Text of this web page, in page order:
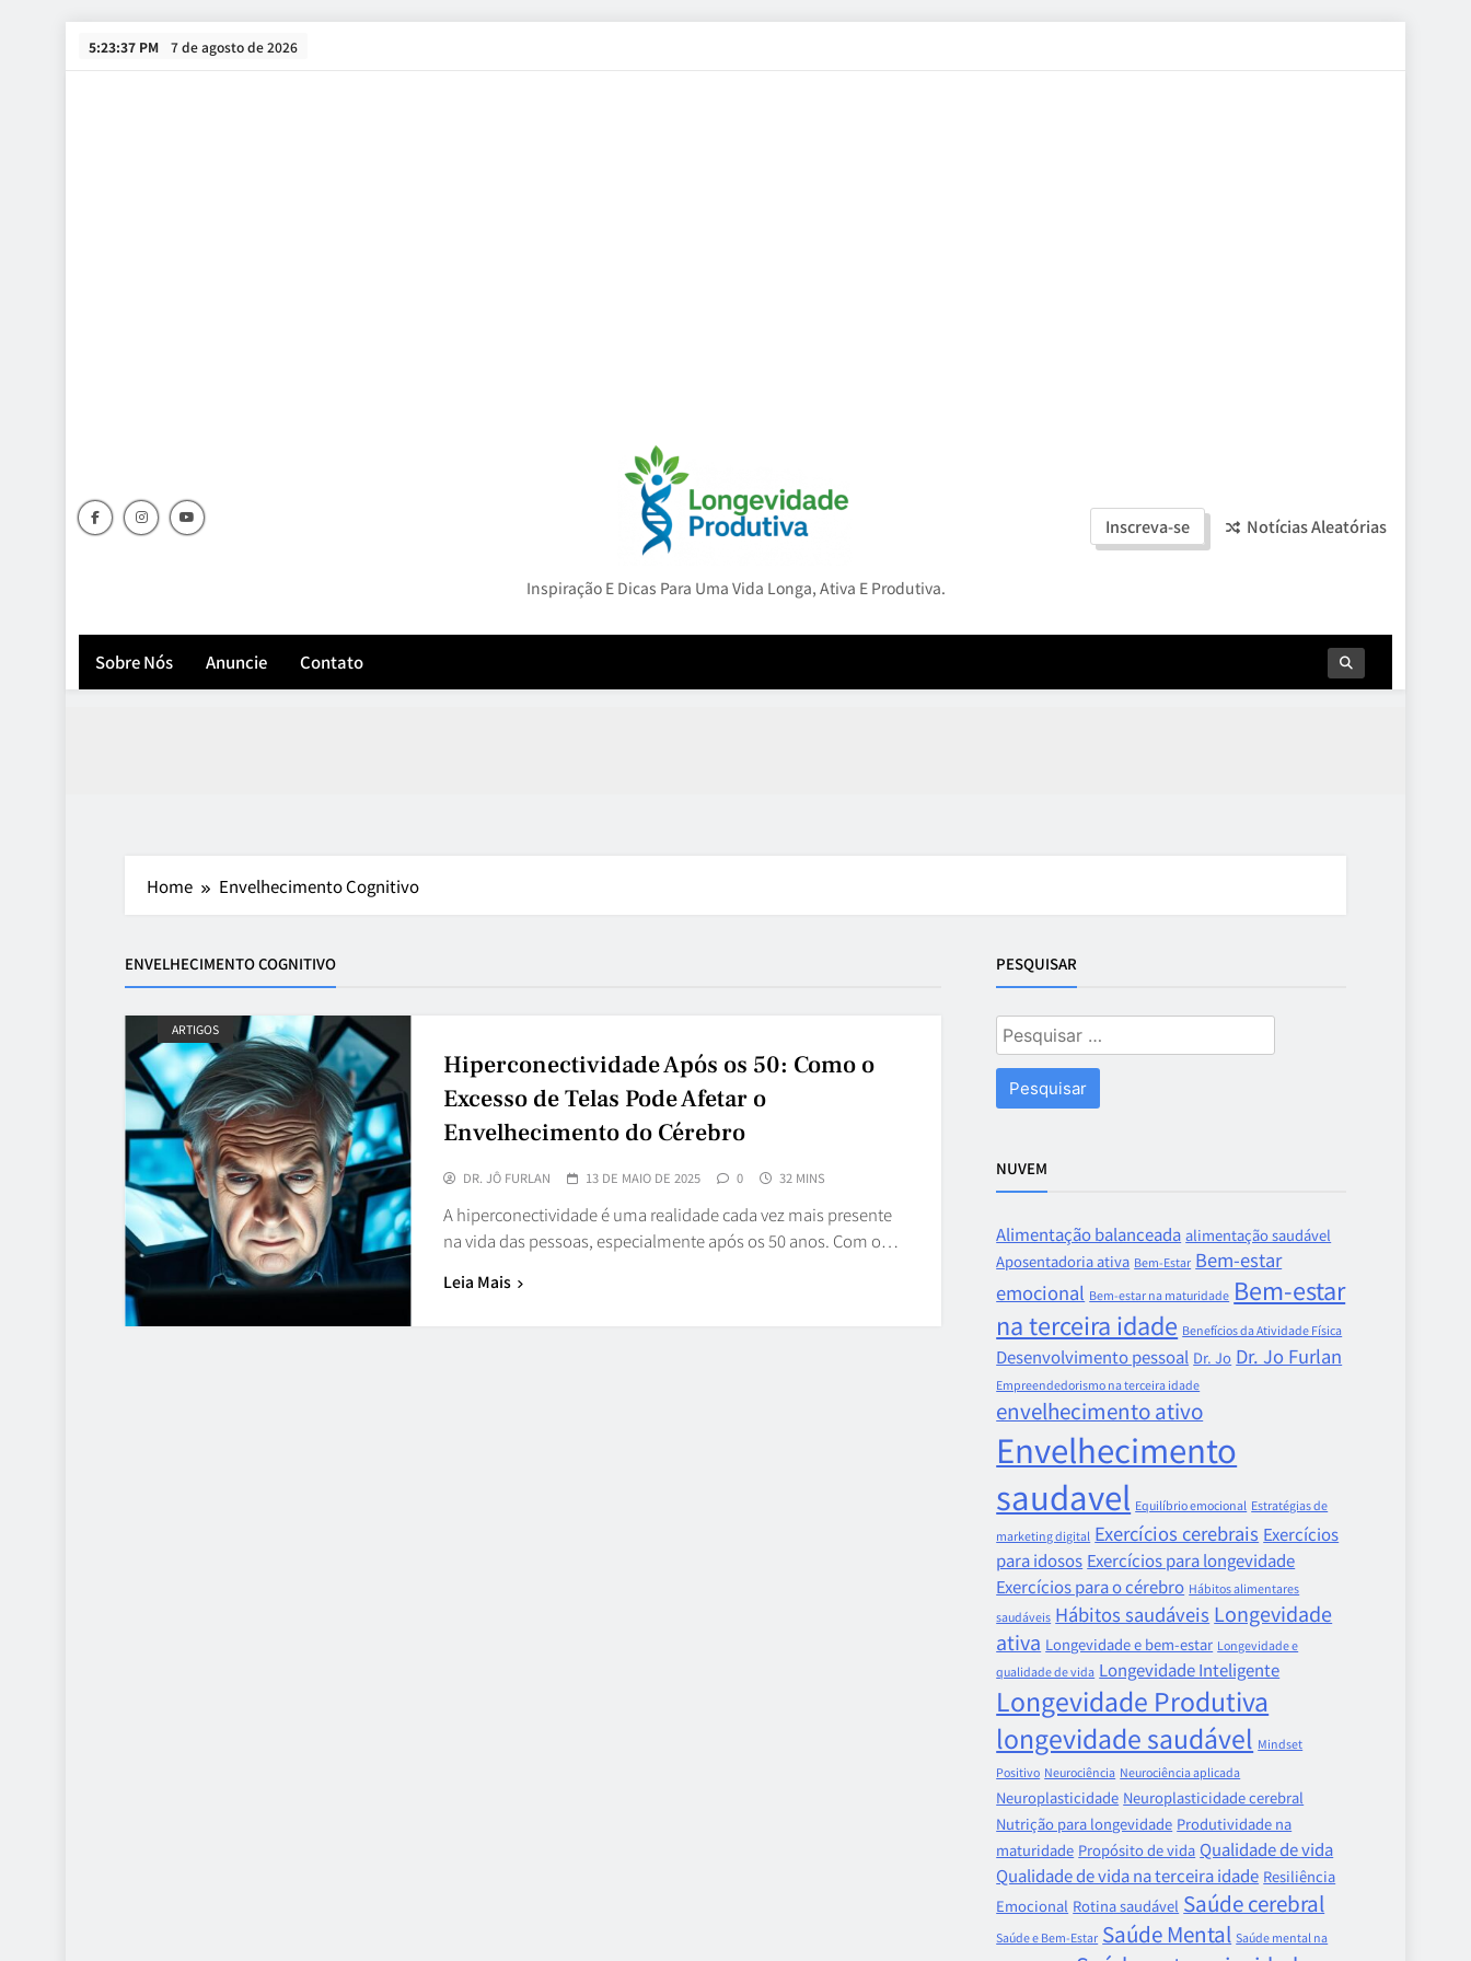
5:23:38 PM 7 de agosto de 2026
Longevidade Produtiva
Inspiração E Dicas Para Uma Vida Longa, Ativa E Produtiva.
Inscreva-se Notícias Aleatórias
Sobre Nós Anuncie Contato
Home Envelhecimento Cognitivo
ENVELHECIMENTO COGNITIVO
ARTIGOS
Hiperconectividade Após os 50: Como o
Excesso de Telas Pode Afetar o
Envelhecimento do Cérebro
DR. JÔ FURLAN 13 DE MAIO DE 2025 0 32 MINS
A hiperconectividade é uma realidade cada vez mais presente
na vida das pessoas, especialmente após os 50 anos. Com o…
Leia Mais
PESQUISAR
Pesquisar
por:
NUVEM
Alimentação balanceada alimentação saudável
Aposentadoria ativa Bem-Estar Bem-estar
emocional Bem-estar na maturidade Bem-estar
na terceira idade Benefícios da Atividade Física
Desenvolvimento pessoal Dr. Jo Dr. Jo Furlan
Empreendedorismo na terceira idade
envelhecimento ativo
Envelhecimento
saudavel Equilíbrio emocional Estratégias de
marketing digital Exercícios cerebrais Exercícios
para idosos Exercícios para longevidade
Exercícios para o cérebro Hábitos alimentares
saudáveis Hábitos saudáveis Longevidade
ativa Longevidade e bem-estar Longevidade e
qualidade de vida Longevidade Inteligente
Longevidade Produtiva
longevidade saudável Mindset
Positivo Neurociência Neurociência aplicada
Neuroplasticidade Neuroplasticidade cerebral
Nutrição para longevidade Produtividade na
maturidade Propósito de vida Qualidade de vida
Qualidade de vida na terceira idade Resiliência
Emocional Rotina saudável Saúde cerebral
Saúde e Bem-Estar Saúde Mental Saúde mental na